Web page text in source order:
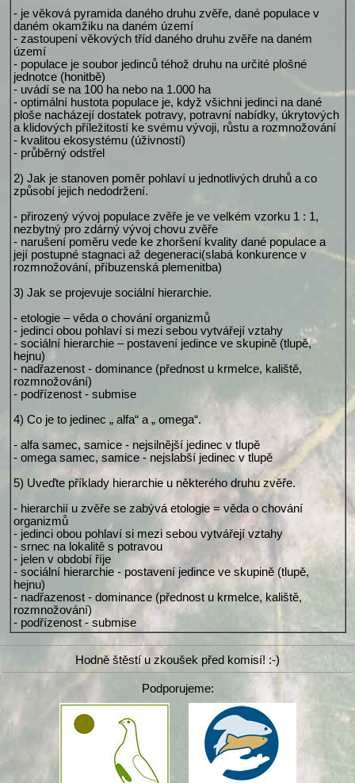
- je věková pyramida daného druhu zvěře, dané populace v
daném okamžiku na daném území
- zastoupení věkových tříd daného druhu zvěře na daném
území
- populace je soubor jedinců téhož druhu na určité plošné
jednotce (honitbě)
- uvádí se na 100 ha nebo na 1.000 ha
- optimální hustota populace je, když všichni jedinci na dané
ploše nacházejí dostatek potravy, potravní nabídky, úkrytových
a klidových příležitostí ke svému vývoji, růstu a rozmnožování
- kvalitou ekosystému (úživností)
- průběrný odstřel
2) Jak je stanoven poměr pohlaví u jednotlivých druhů a co
způsobí jejich nedodržení.
- přirozený vývoj populace zvěře je ve velkém vzorku 1 : 1,
nezbytný pro zdárný vývoj chovu zvěře
- narušení poměru vede ke zhoršení kvality dané populace a
její postupné stagnaci až degeneraci(slabá konkurence v
rozmnožování, příbuzenská plemenitba)
3) Jak se projevuje sociální hierarchie.
- etologie – věda o chování organizmů
- jedinci obou pohlaví si mezi sebou vytvářejí vztahy
- sociální hierarchie – postavení jedince ve skupině (tlupě,
hejnu)
- nadřazenost - dominance (přednost u krmelce, kaliště,
rozmnožování)
- podřízenost - submise
4) Co je to jedinec „ alfa“ a „ omega“.
- alfa samec, samice - nejsilnější jedinec v tlupě
- omega samec, samice - nejslabší jedinec v tlupě
5) Uveďte příklady hierarchie u některého druhu zvěře.
- hierarchií u zvěře se zabývá etologie = věda o chování
organizmů
- jedinci obou pohlaví si mezi sebou vytvářejí vztahy
- srnec na lokalitě s potravou
- jelen v období říje
- sociální hierarchie - postavení jedince ve skupině (tlupě,
hejnu)
- nadřazenost - dominance (přednost u krmelce, kaliště,
rozmnožování)
- podřízenost - submise
Hodně štěstí u zkoušek před komisí! :-)
Podporujeme: